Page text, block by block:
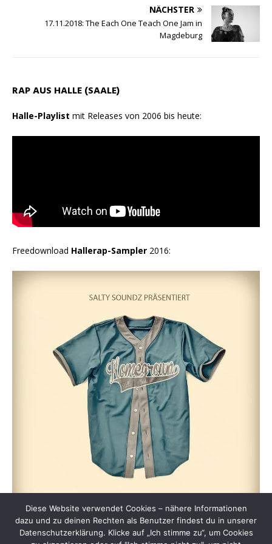
NÄCHSTER
17.11.2018: The Each One Teach One Jam in
Magdeburg
RAP AUS HALLE (SAALE)
Halle-Playlist mit Releases von 2006 bis heute:
Freedownload Hallerap-Sampler 2016:
Diese Website verwendet Cookies – nähere Informationen
dazu und zu deinen Rechten als Benutzer findest du in unserer
Datenschutzerklärung. Klicke auf „Ich stimme zu“, um Cookies